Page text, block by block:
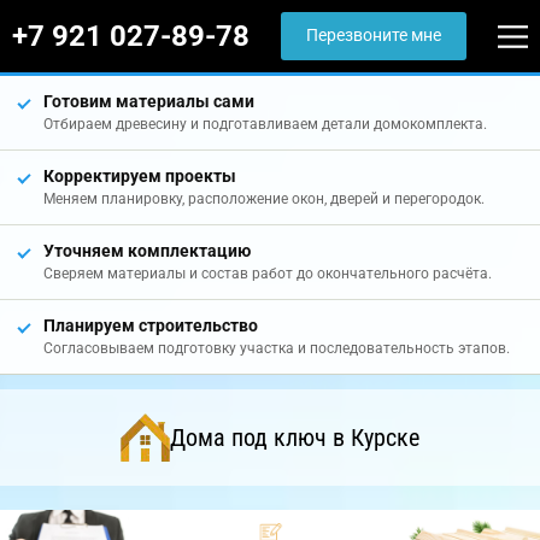
+7 921 027-89-78 Перезвоните мне
Готовим материалы сами
Отбираем древесину и подготавливаем детали домокомплекта.
Корректируем проекты
Меняем планировку, расположение окон, дверей и перегородок.
Уточняем комплектацию
Сверяем материалы и состав работ до окончательного расчёта.
Планируем строительство
Согласовываем подготовку участка и последовательность этапов.
Дома под ключ в Курске